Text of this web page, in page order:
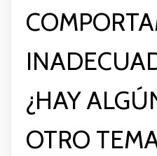
¿HAY
OTRO